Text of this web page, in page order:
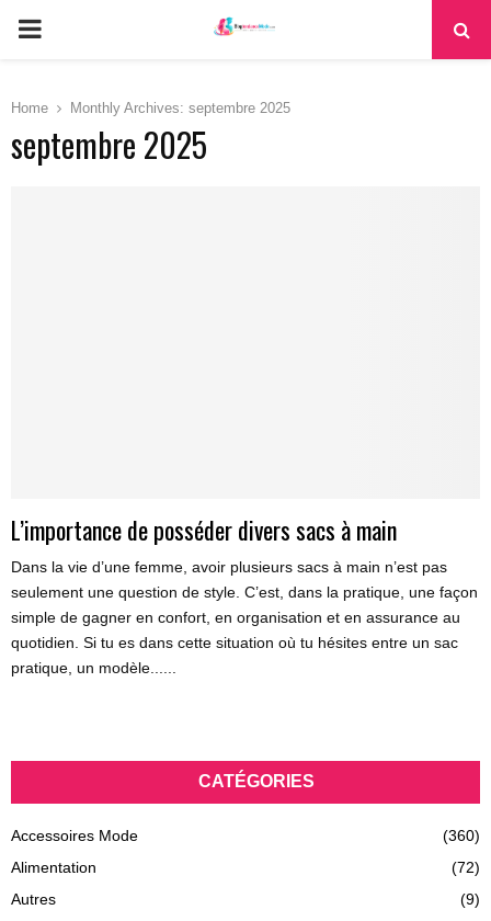
PRIMARY
Home Monthly Archives: septembre 2025
septembre 2025
L’importance de posséder divers sacs à main
Dans la vie d’une femme, avoir plusieurs sacs à main n’est pas
seulement une question de style. C’est, dans la pratique, une façon
simple de gagner en confort, en organisation et en assurance au
quotidien. Si tu es dans cette situation où tu hésites entre un sac
pratique, un modèle......
CATÉGORIES
Accessoires Mode
(360)
Alimentation
(72)
Autres
(9)